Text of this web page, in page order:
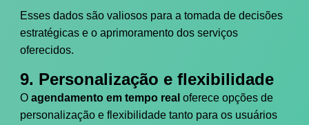
Esses dados são valiosos para a tomada de decisões
estratégicas e o aprimoramento dos serviços
oferecidos.
9. Personalização e flexibilidade
O agendamento em tempo real oferece opções de
personalização e flexibilidade tanto para os usuários